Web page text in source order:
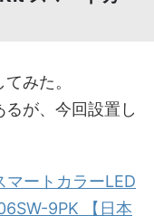
みた。
が、今回設置し
ートカラーLED
9PK 【日本